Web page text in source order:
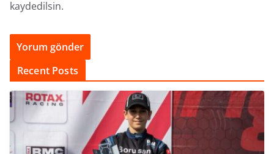
kaydedilsin.
Recent Posts